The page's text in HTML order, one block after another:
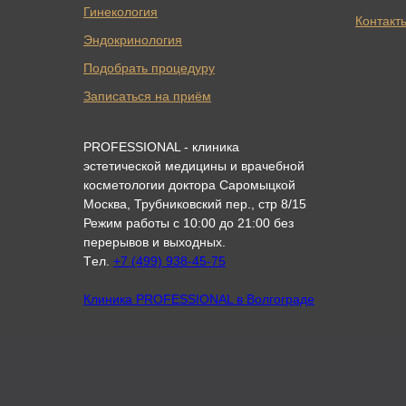
Гинекология
Эндокринология
Подобрать процедуру
Записаться на приём
PROFESSIONAL - клиника
эстетической медицины и врачебной
косметологии доктора Саромыцкой
Москва, Трубниковский пер., стр 8/15
Режим работы с 10:00 до 21:00 без
перерывов и выходных.
Tел. +7 (499) 938-45-75
Клиника PROFESSIONAL в Волгограде